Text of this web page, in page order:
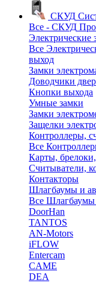
СКУД
Все - СКУД
Электрические
Все
выход
Замки
Доводчики
Кнопки выхода
Умные замки
Замки
Защелки
Контроллеры,
Все
Карты,
Считыватели,
Контакторы
Шлагбаумы и
Все Шлагбаумы
DoorHan
TANTOS
AN-Motors
iFLOW
Entercam
CAME
DEA